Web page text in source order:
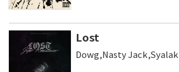
Lost
Dowg,Nasty Jack,Syalak